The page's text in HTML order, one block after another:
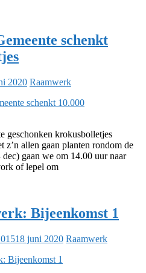
schenkt
2020 Raamwerk
geschonken krokusbolletjes
z’n allen gaan planten rondom de
gaan we om 14.00 uur naar
of lepel om
Bijeenkomst 1
18 juni 2020 Raamwerk